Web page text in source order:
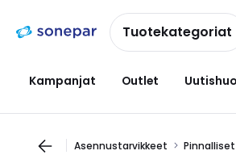
navigointiinsisältöönTuotekategoriat
Kampanjat Outlet
Asennustarvikkeet